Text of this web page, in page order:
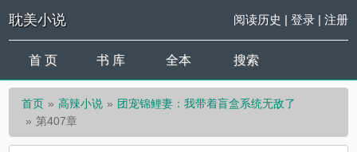
耽美小说 阅读历史 | 登录| 注册
首 页 书 库 全本 搜索
首页 高辣小说
团宠锦鲤妻：我带着盲盒系统无敌了
第407章